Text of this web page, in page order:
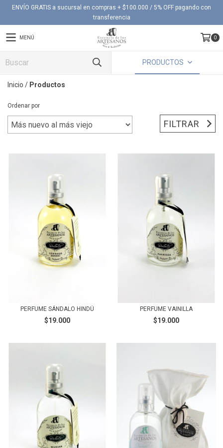
ENVÍO GRATIS a sucursal en compras + $100.000 / 5% OFF pagando con
transferencia
MENÚ 0
PRODUCTOS
Inicio / Productos
Ordenar por
FILTRAR
PERFUME SÁNDALO HINDÚ
$19.000
PERFUME VAINILLA
$19.000